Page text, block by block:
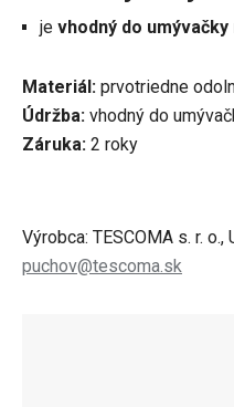
je vhodný do umývačky
Materiál: prvotriedne
Údržba: vhodný do
Záruka: 2 roky
Výrobca: TESCOMA s. r.
puchov@tescoma.sk